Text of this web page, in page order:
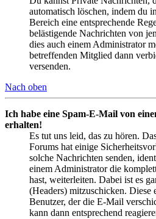
automatisch löschen, indem du
Bereich eine entsprechende
belästigende Nachrichten von
dies auch einem Administrator
betreffenden Mitglied dann
versenden.
Nach oben
Ich habe eine Spam-E-Mail von
erhalten!
Es tut uns leid, das zu hören.
Forums hat einige
solche Nachrichten senden,
einem Administrator die
hast, weiterleiten. Dabei ist es
(Headers) mitzuschicken. Diese
Benutzer, der die E-Mail
kann dann entsprechend